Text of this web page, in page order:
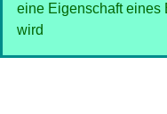
eine Eigenschaft eines
wird